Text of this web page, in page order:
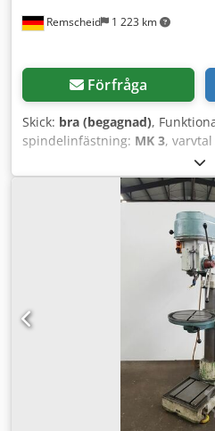
Remscheid 1 223 km
Förfråga
Skick: bra (begagnad),
spindelinfästning: MK 3, varvtal
,
bordlängd:470 mm, En
Alzmetall erbjuds till
visas på bilderna. Tekniska
Modell: AB3-ESV • Varvtal: ca
Spindellyft: ca 180 mm •
mm/varv • Bordmått: ca
mm • Tillverkningsår: 1977 •
funktionsduglig Fraktkostnad
Internationella köpare är
specificerad moms. Chodpfxsy
Besiktning/avhämtning möjlig
42855 Remscheid. Försäljning
Remscheid, fritt lastat.
mellanliggande försäljning